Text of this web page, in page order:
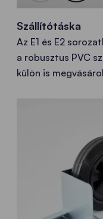
Szállítótáska
Az E1 és E2
a robusztus PVC
külön is